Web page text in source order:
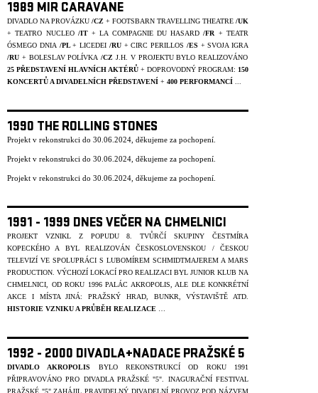
1989 MIR CARAVANE
DIVADLO NA PROVÁZKU /CZ + FOOTSBARN TRAVELLING THEATRE /UK
+ TEATRO NUCLEO/IT+ LA COMPAGNIE DU HASARD /FR + TEATR
ÓSMEGO DNIA /PL+ LICEDEI /RU + CIRC PERILLOS /ES + SVOJA IGRA
/RU + BOLESLAV POLÍVKA /CZJ.H. V PROJEKTU BYLO REALIZOVÁNO
25 PŘEDSTAVENÍ HLAVNÍCH AKTÉRŮ + DOPROVODNÝ PROGRAM: 150
KONCERTŮ A DIVADELNÍCH PŘEDSTAVENÍ + 400 PERFORMANCÍ
1990 THE ROLLING STONES
Projekt v rekonstrukci do 30.06.2024, děkujeme za pochopení.
Projekt v rekonstrukci do 30.06.2024, děkujeme za pochopení.
Projekt v rekonstrukci do 30.06.2024, děkujeme za pochopení.
1991 - 1999 DNES VEČER NA CHMELNICI
PROJEKT VZNIKL Z POPUDU 8. TVŮRČÍ SKUPINY ČESTMÍRA
KOPECKÉHO A BYL REALIZOVÁN ČESKOSLOVENSKOU / ČESKOU
TELEVIZÍ VE SPOLUPRÁCI S LUBOMÍREM SCHMIDTMAJEREM A MARS
PRODUCTION. VÝCHOZÍ LOKACÍ PRO REALIZACI BYL JUNIOR KLUB NA
CHMELNICI, OD ROKU 1996 PALÁC AKROPOLIS, ALE DLE KONKRÉTNÍ
AKCE I MÍSTA JINÁ: PRAŽSKÝ HRAD, BUNKR, VÝSTAVIŠTĚ ATD.
HISTORIE VZNIKU A PRŮBĚH REALIZACE
1992 - 2000 DIVADLA+NADACE PRAŽSKÉ 5
DIVADLO AKROPOLIS
BYLO REKONSTRUKCÍ OD ROKU 1991
PŘIPRAVOVÁNO PRO DIVADLA PRAŽSKÉ "5". INAGURAČNÍ FESTIVAL
PRAŽSKÉ "5" ZAHÁJIL PRAVIDELNÝ DIVADELNÍ PROVOZ POD NÁZVEM